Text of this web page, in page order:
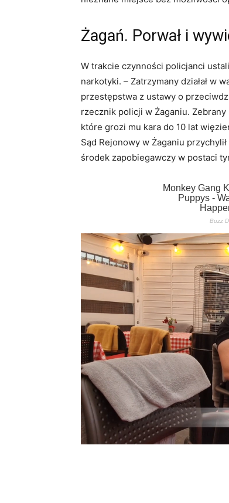
Żagań. Porwał i
W trakcie czynności policjanci
narkotyki. – Zatrzymany działał w
przestępstwa z ustawy o
rzecznik policji w Żaganiu.
które grozi mu kara do 10 lat
Sąd Rejonowy w Żaganiu
środek zapobiegawczy w postaci